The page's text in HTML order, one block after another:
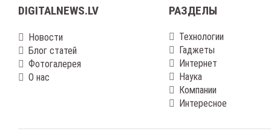
DIGITALNEWS.LV
Новости
Блог статей
Фотогалерея
О нас
РАЗДЕЛЫ
Технологии
Гаджеты
Интернет
Наука
Компании
Интересное